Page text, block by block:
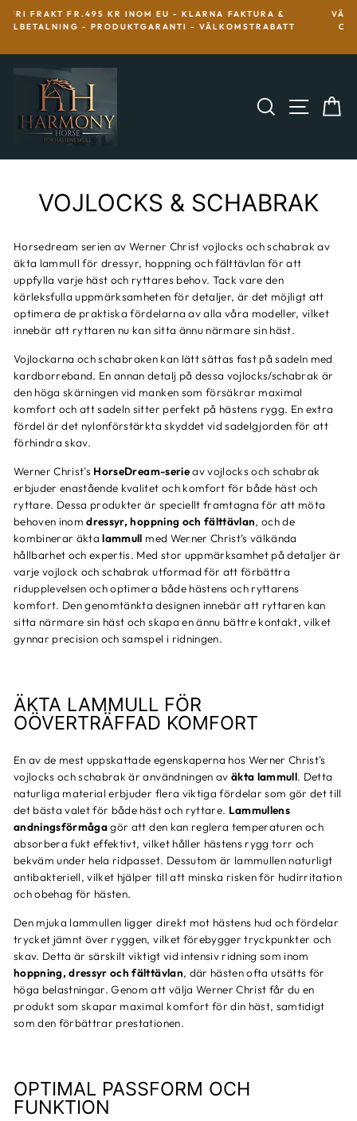
HoppaVÄLKOMMEN TILL HARMONY HORSE SHOP MED WERNER
CHRISTS HÄSTPRODUKTER MED ÄKTA LAMMULL. FÖR
VOJLOCKS & SCHABRAK
Horsedream serien av Werner Christ vojlocks ochschabrak av
äkta lammull för dressyr, hoppning och fälttävlan för att
uppfylla varje häst och ryttares behov. Tack vare den
kärleksfulla uppmärksamheten för detaljer, är det möjligt att
optimera de praktiska fördelarna av alla våra modeller, vilket
innebär att ryttaren nu kan sitta ännu närmare sin häst.
Vojlockarna ochschabraken kan lätt sättas fast på sadeln med
kardborreband. En annan detalj på dessa vojlocks/schabrak är
den höga skärningen vid manken som försäkrar maximal
komfort och att sadeln sitter perfekt på hästens rygg. En extra
fördel är det nylonförstärkta skyddet vid sadelgjorden för att
förhindra skav.
Werner Christ's HorseDream-serieav vojlocks och schabrak
erbjuder enastående kvalitet och komfort för både häst och
ryttare. Dessa produkter är speciellt framtagna för att möta
behoven inomdressyr, hoppning och fälttävlan, och de
kombinerar äktalammull med Werner Christ’s välkända
hållbarhet och expertis. Med stor uppmärksamhet på detaljer är
varje vojlock och schabrak utformad för att förbättra
ridupplevelsen och optimera både hästens och ryttarens
komfort. Den genomtänkta designen innebär att ryttaren kan
sitta närmare sin häst och skapa en ännu bättre kontakt, vilket
gynnar precision och samspel i ridningen.
ÄKTA LAMMULL FÖR
OÖVERTRÄFFAD KOMFORT
En av de mest uppskattade egenskaperna hos Werner Christ's
vojlocks och schabrak är användningen av äkta lammull. Detta
naturliga material erbjuder flera viktiga fördelar som gör det till
det bästa valet för både häst och ryttare. Lammullens
andningsförmågagör att den kan reglera temperaturen och
absorbera fukt effektivt, vilket håller hästens rygg torr och
bekväm under hela ridpasset. Dessutom är lammullen naturligt
antibakteriell, vilket hjälper till att minska risken för hudirritation
och obehag för hästen.
Den mjuka lammullen ligger direkt mot hästens hud och fördelar
trycket jämnt över ryggen, vilket förebygger tryckpunkter och
skav. Detta är särskilt viktigt vid intensiv ridning som inom
hoppning, dressyr och fälttävlan, där hästen ofta utsätts för
höga belastningar. Genom att välja Werner Christ får du en
produkt som skapar maximal komfort för din häst, samtidigt
som den förbättrar prestationen.
OPTIMAL PASSFORM OCH
FUNKTION